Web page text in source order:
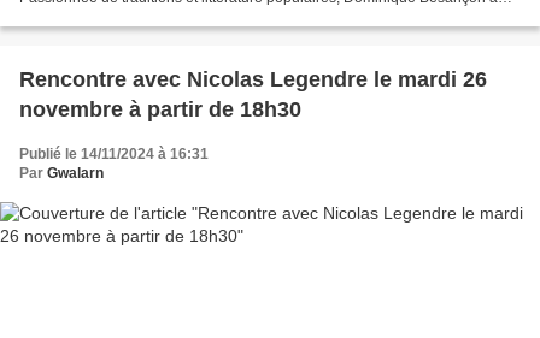
Rencontre avec Nicolas Legendre le mardi 26
novembre à partir de 18h30
Publié le 14/11/2024 à 16:31
Par Gwalarn